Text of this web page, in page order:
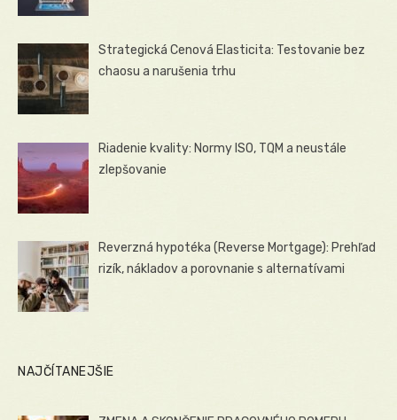
Strategická Cenová Elasticita: Testovanie bez
chaosu a narušenia trhu
Riadenie kvality: Normy ISO, TQM a neustále
zlepšovanie
Reverzná hypotéka (Reverse Mortgage): Prehľad
rizík, nákladov a porovnanie s alternatívami
NAJČÍTANEJŠIE